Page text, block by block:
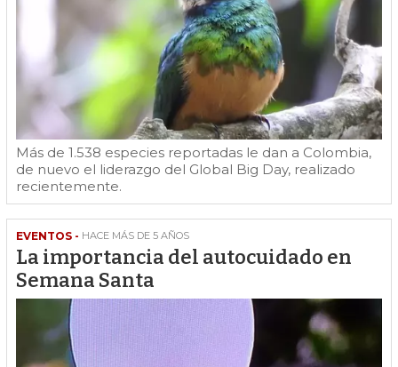
Más de 1.538 especies reportadas le dan a Colombia,
de nuevo el liderazgo del Global Big Day, realizado
recientemente.
EVENTOS - HACE MÁS DE 5 AÑOS
La importancia del autocuidado en
Semana Santa